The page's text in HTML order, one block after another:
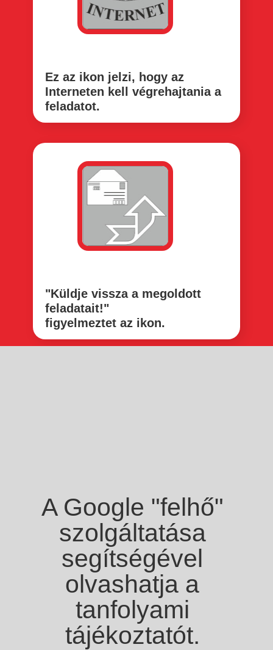
Ez az ikon jelzi, hogy az
Interneten kell végrehajtania a
feladatot.
"Küldje vissza a megoldott
feladatait!"
figyelmeztet az ikon.
A Google "felhő"
szolgáltatása
segítségével
olvashatja a
tanfolyami
tájékoztatót.